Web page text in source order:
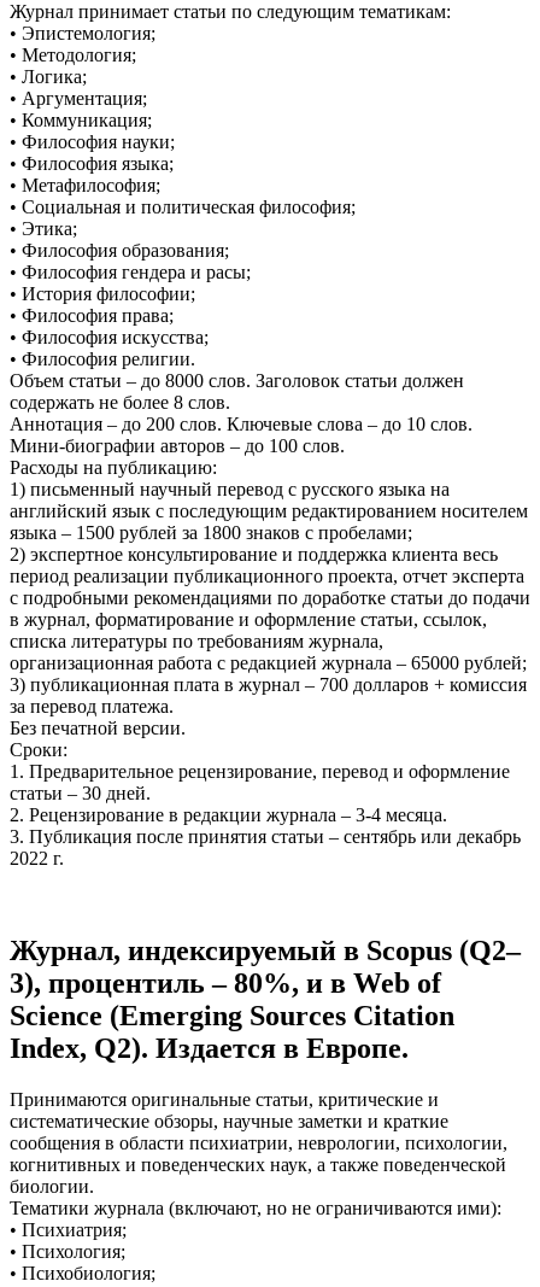
Журнал принимает статьи по следующим тематикам:
• Эпистемология;
• Методология;
• Логика;
• Аргументация;
• Коммуникация;
• Философия науки;
• Философия языка;
• Метафилософия;
• Социальная и политическая философия;
• Этика;
• Философия образования;
• Философия гендера и расы;
• История философии;
• Философия права;
• Философия искусства;
• Философия религии.
Объем статьи – до 8000 слов. Заголовок статьи должен
содержать не более 8 слов.
Аннотация – до 200 слов. Ключевые слова – до 10 слов.
Мини-биографии авторов – до 100 слов.
Расходы на публикацию:
1) письменный научный перевод с русского языка на
английский язык с последующим редактированием носителем
языка – 1500 рублей за 1800 знаков с пробелами;
2) экспертное консультирование и поддержка клиента весь
период реализации публикационного проекта, отчет эксперта
с подробными рекомендациями по доработке статьи до подачи
в журнал, форматирование и оформление статьи, ссылок,
списка литературы по требованиям журнала,
организационная работа с редакцией журнала – 65000 рублей;
3) публикационная плата в журнал – 700 долларов + комиссия
за перевод платежа.
Без печатной версии.
Сроки:
1. Предварительное рецензирование, перевод и оформление
статьи – 30 дней.
2. Рецензирование в редакции журнала – 3-4 месяца.
3. Публикация после принятия статьи – сентябрь или декабрь
2022 г.
Журнал, индексируемый в Scopus (Q2–
3), процентиль – 80%, и в Web of
Science (Emerging Sources Citation
Index, Q2). Издается в Европе.
Принимаются оригинальные статьи, критические и
систематические обзоры, научные заметки и краткие
сообщения в области психиатрии, неврологии, психологии,
когнитивных и поведенческих наук, а также поведенческой
биологии.
Тематики журнала (включают, но не ограничиваются ими):
• Психиатрия;
• Психология;
• Психобиология;